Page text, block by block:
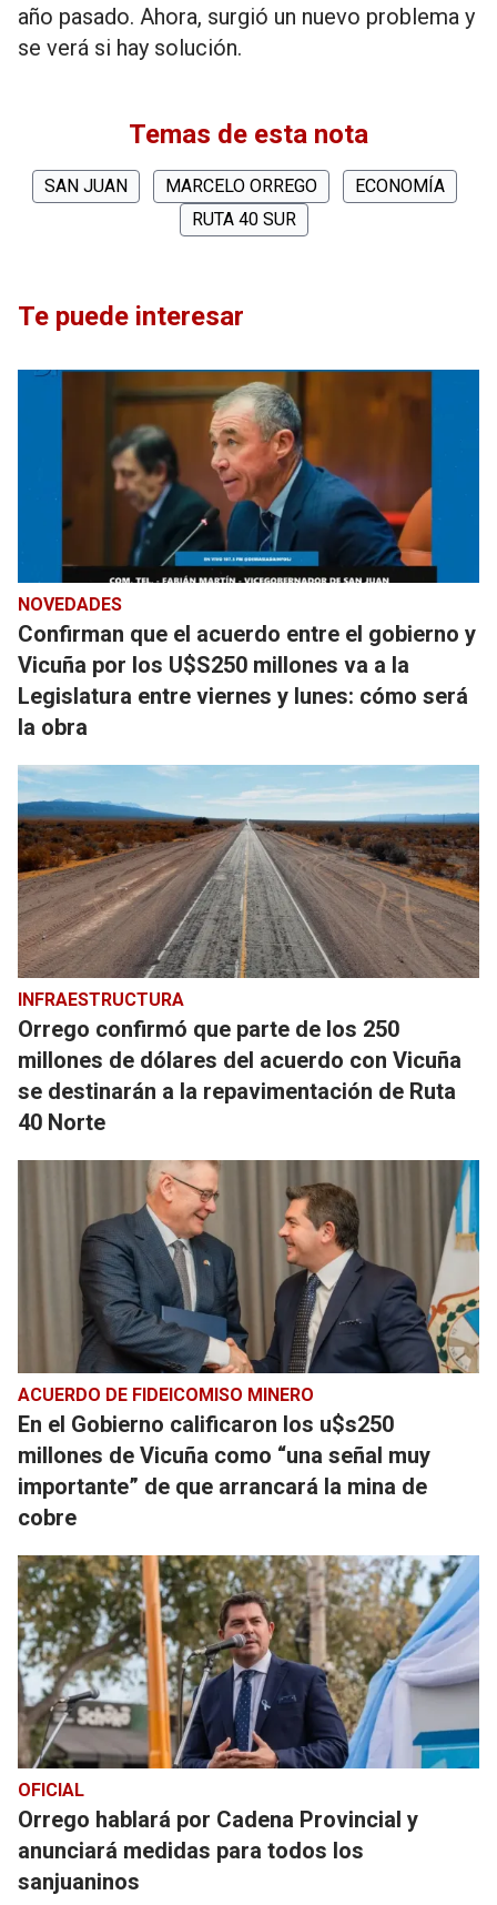
año pasado. Ahora, surgió un nuevo problema y
se verá si hay solución.
Temas de esta nota
SAN JUAN MARCELO ORREGO
ECONOMÍA
RUTA 40 SUR
Te puede interesar
NOVEDADES
Confirman que el acuerdo entre el gobierno y
Vicuña por los U$S250 millones va a la
Legislatura entre viernes y lunes: cómo será
la obra
INFRAESTRUCTURA
Orrego confirmó que parte de los 250
millones de dólares del acuerdo con Vicuña
se destinarán a la repavimentación de Ruta
40 Norte
ACUERDO DE FIDEICOMISO MINERO
En el Gobierno calificaron los u$s250
millones de Vicuña como “una señal muy
importante” de que arrancará la mina de
cobre
OFICIAL
Orrego hablará por Cadena Provincial y
anunciará medidas para todos los
sanjuaninos